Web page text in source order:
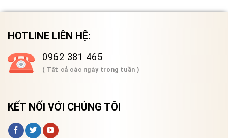
HOTLINE LIÊN HỆ:
0962 381 465
( Tất cả các ngày trong tuần )
KẾT NỐI VỚI CHÚNG TÔI